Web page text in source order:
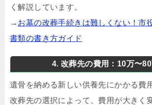
く解説しています。
→ お墓の改葬手続きは難しくない！市
書類の書き方ガイド
4. 改葬先の費用：10万〜80
遺骨を納める新しい供養先にかかる費
改葬先の選択によって、費用が大きく